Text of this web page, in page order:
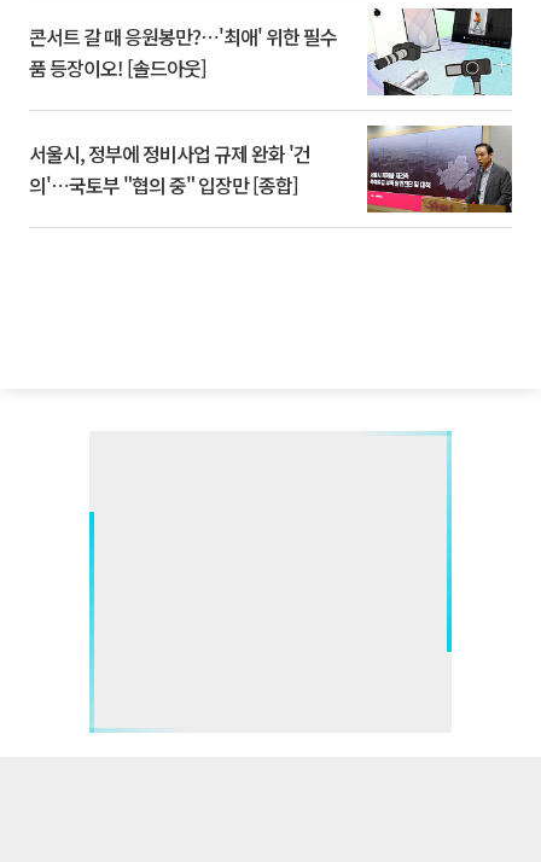
콘서트 갈 때 응원봉만?⋯'최애' 위한 필수
품 등장이오! [솔드아웃]
서울시, 정부에 정비사업 규제 완화 '건
의'⋯국토부 "협의 중" 입장만 [종합]